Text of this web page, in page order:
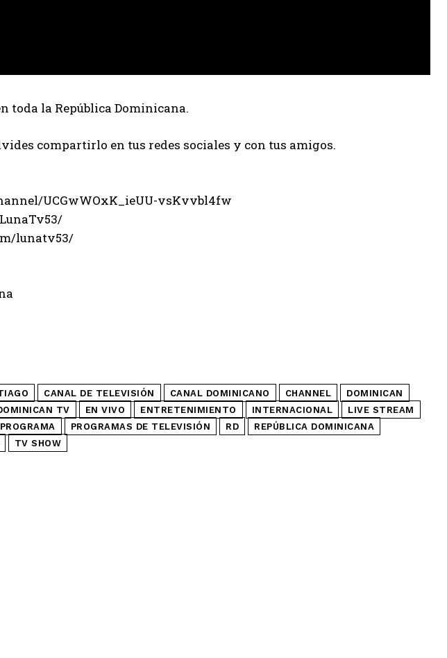
toda la República Dominicana.
compartirlo en tus redes sociales y con tus amigos.
UCGwWOxK_ieUU-vsKvvbl4fw
lunatv53/
CANAL DE TELEVISIÓN CANAL DOMINICANO CHANNEL
DOMINICAN
TV EN VIVO ENTRETENIMIENTO INTERNACIONAL
LIVE STREAM
PROGRAMA PROGRAMAS DE TELEVISIÓN RD
REPÚBLICA DOMINICANA
TV SHOW